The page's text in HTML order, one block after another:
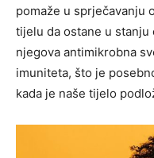
pomaže u sprječavanju
tijelu da ostane u stanju
njegova antimikrobna
imuniteta, što je
kada je naše tijelo